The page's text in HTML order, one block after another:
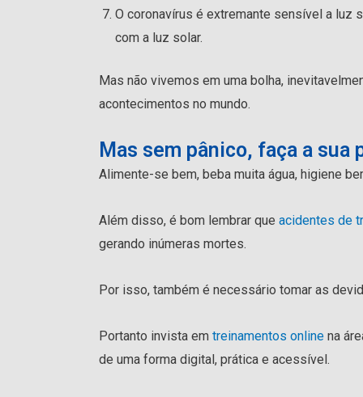
O coronavírus é extremante sensível a luz
com a luz solar.
Mas não vivemos em uma bolha,
acontecimentos no mundo.
Mas sem pânico, faça a sua
Alimente-se bem, beba muita água, higiene
Além disso, é bom lembrar que acidentes de
gerando inúmeras mortes.
Por isso, também é necessário tomar as
Portanto invista em treinamentos online na
de uma forma digital, prática e acessível.